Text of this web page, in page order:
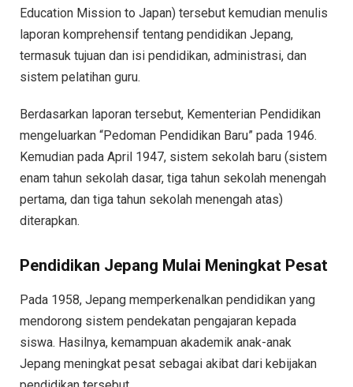
Education Mission to Japan) tersebut kemudian menulis
laporan komprehensif tentang pendidikan Jepang,
termasuk tujuan dan isi pendidikan, administrasi, dan
sistem pelatihan guru.
Berdasarkan laporan tersebut, Kementerian Pendidikan
mengeluarkan “Pedoman Pendidikan Baru” pada 1946.
Kemudian pada April 1947, sistem sekolah baru (sistem
enam tahun sekolah dasar, tiga tahun sekolah menengah
pertama, dan tiga tahun sekolah menengah atas)
diterapkan.
Pendidikan Jepang Mulai Meningkat Pesat
Pada 1958, Jepang memperkenalkan pendidikan yang
mendorong sistem pendekatan pengajaran kepada
siswa. Hasilnya, kemampuan akademik anak-anak
Jepang meningkat pesat sebagai akibat dari kebijakan